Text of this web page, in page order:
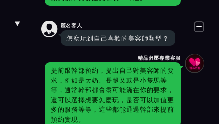
 匿名客人
怎麼玩到自己喜歡的美容師類型？
精品舒壓專業客服
提前跟幹部預約，提出自己對美容師的要
求，例如是大奶、長腿又或是小隻馬等
等，通常幹部都會盡可能滿在你的要求，
還可以選擇想要怎麼玩，是否可以加值更
多的服務等等，這些都能通過幹部來提前
預約實現。